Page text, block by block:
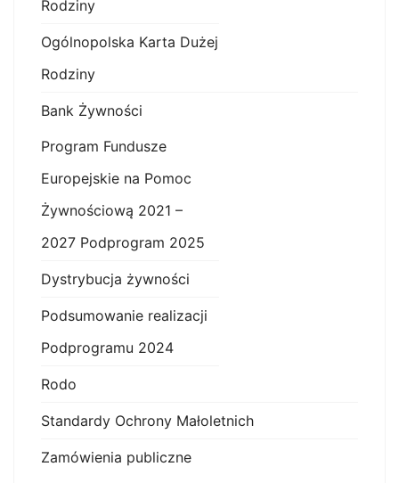
Rodziny
Ogólnopolska Karta Dużej
Rodziny
Bank Żywności
Program Fundusze
Europejskie na Pomoc
Żywnościową 2021 –
2027 Podprogram 2025
Dystrybucja żywności
Podsumowanie realizacji
Podprogramu 2024
Rodo
Standardy Ochrony Małoletnich
Zamówienia publiczne